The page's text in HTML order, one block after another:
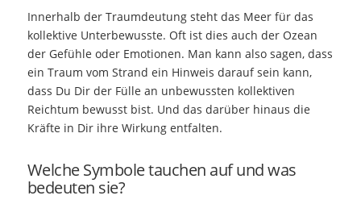
Innerhalb der Traumdeutung steht das Meer für das
kollektive Unterbewusste. Oft ist dies auch der Ozean
der Gefühle oder Emotionen. Man kann also sagen, dass
ein Traum vom Strand ein Hinweis darauf sein kann,
dass Du Dir der Fülle an unbewussten kollektiven
Reichtum bewusst bist. Und das darüber hinaus die
Kräfte in Dir ihre Wirkung entfalten.
Welche Symbole tauchen auf und was
bedeuten sie?